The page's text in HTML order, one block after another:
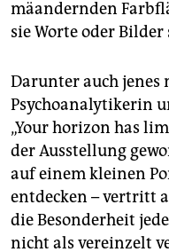
mäandernden
sie Worte oder Bilder
Darunter auch jenes
Psychoanalytikerin
„Your horizon has
der Ausstellung
auf einem kleinen
entdecken – vertritt
die Besonderheit
nicht als vereinzelt